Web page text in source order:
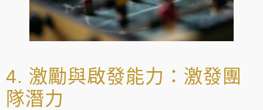
4. 激勵與啟發能力：激發團
隊潛力